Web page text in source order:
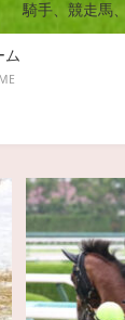
騎手、競走馬
ム